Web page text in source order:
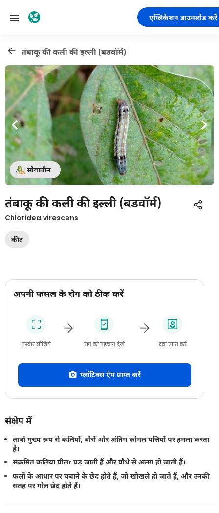
एप्लिकेशन डाउनलोड करें
तंबाकू की कली की इल्ली (बडवॉर्म)
सोयाबीन
तंबाकू की कली की इल्ली (बडवॉर्म)
Chloridea virescens
कीट
अपनी फसल के रोग को ठीक करें
तस्वीर लीजिये रोग की पहचान देखें दवा प्राप्त करें
प्लांटिक्स ऐप प्राप्त करें
संक्षेप में
लार्वा मुख्य रूप से कलियों, बौरों और अंतिम कोमल पत्तियों पर हमला करता
है।
संक्रमित कलियां पीलr पड़ जाती हैं और पौधे से अलग हो जाती हैं।
फलों के आधार पर चबाने के छेद होते हैं, जो खोखले हो जाते हैं, और उनकी
सतह पर गोल छेद होते हैं।